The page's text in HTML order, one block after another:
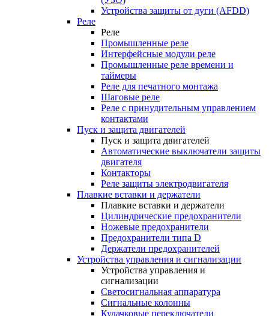
Устройства защиты от дуги (AFDD)
Реле
Реле
Промышленные реле
Интерфейсные модули реле
Промышленные реле времени и
таймеры
Реле для печатного монтажа
Шаговые реле
Реле с принудительным управлением
контактами
Пуск и защита двигателей
Пуск и защита двигателей
Автоматические выключатели защиты
двигателя
Контакторы
Реле защиты электродвигателя
Плавкие вставки и держатели
Плавкие вставки и держатели
Цилиндрические предохранители
Ножевые предохранители
Предохранители типа D
Держатели предохранителей
Устройства управления и сигнализации
Устройства управления и
сигнализации
Светосигнальная аппаратура
Сигнальные колонны
Кулачковые переключатели